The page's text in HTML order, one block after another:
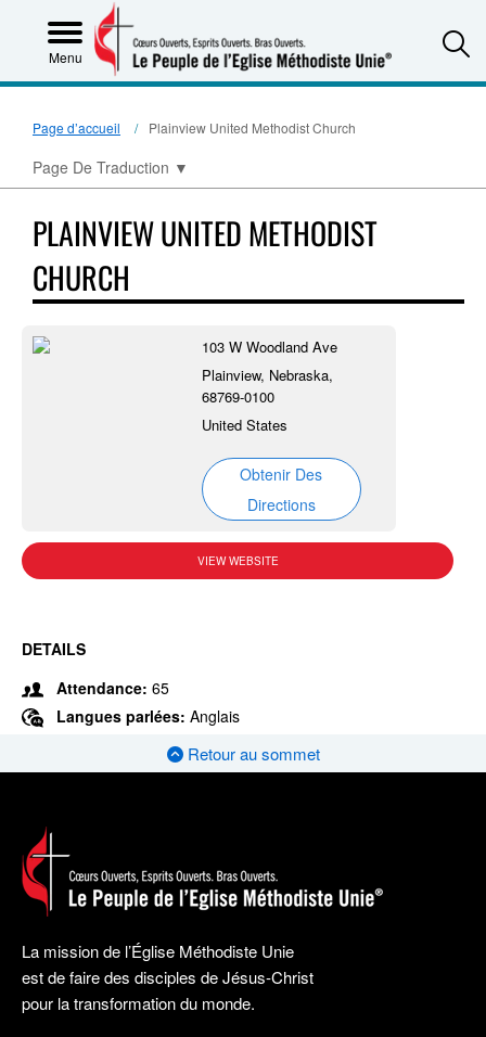
Menu
Page d’accueil Plainview United Methodist Church
Page De Traduction ▼
PLAINVIEW UNITED METHODIST
CHURCH
103 W Woodland Ave
Plainview, Nebraska,
68769-0100
United States
Obtenir Des
Directions
VIEW WEBSITE
DETAILS
Attendance: 65
Langues parlées: Anglais
Retour au sommet
La mission de l’Église Méthodiste Unie
est de faire des disciples de Jésus-Christ
pour la transformation du monde.